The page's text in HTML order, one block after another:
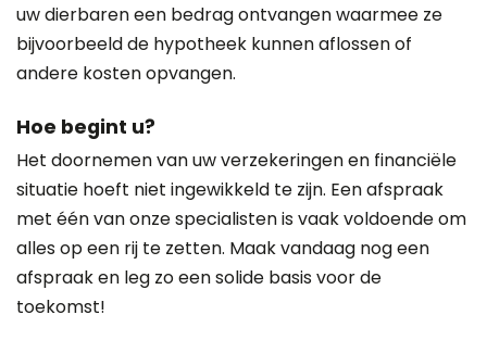
uw dierbaren een bedrag ontvangen waarmee ze
bijvoorbeeld de hypotheek kunnen aflossen of
andere kosten opvangen.
Hoe begint u?
Het doornemen van uw verzekeringen en financiële
situatie hoeft niet ingewikkeld te zijn. Een afspraak
met één van onze specialisten is vaak voldoende om
alles op een rij te zetten. Maak vandaag nog een
afspraak en leg zo een solide basis voor de
toekomst!